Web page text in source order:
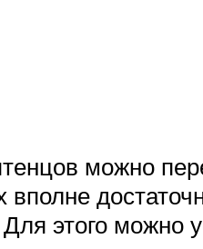
можно
этого можно